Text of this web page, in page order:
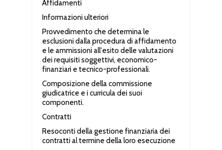
Affidamenti
Informazioni ulteriori
Provvedimento che determina le
esclusioni dalla procedura di affidamento
e le ammissioni all'esito delle valutazioni
dei requisiti soggettivi, economico-
finanziari e tecnico-professionali.
Composizione della commissione
giudicatrice e i curricula dei suoi
componenti.
Contratti
Resoconti della gestione finanziaria dei
contratti al termine della loro esecuzione